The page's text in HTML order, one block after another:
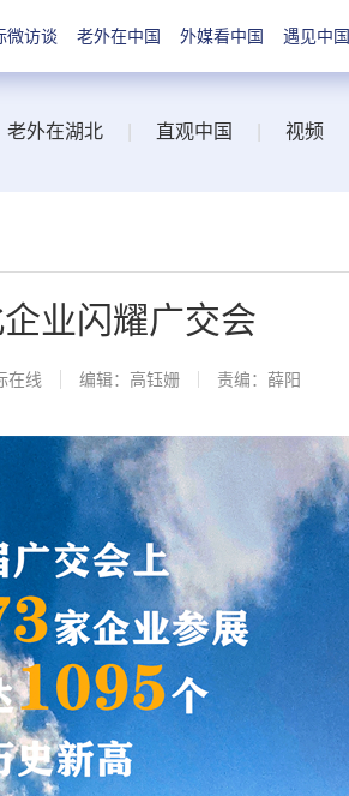
微访谈 老外在中国 外媒看中国 遇见中国
老外在湖北 直观中国 视频
业闪耀广交会
在线 编辑：高钰姗 责编：薛阳